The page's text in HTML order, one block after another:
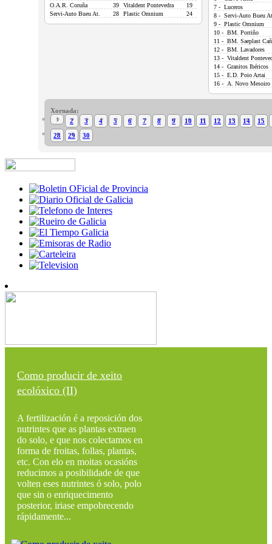
O.A.R. Coruña 39 Vitaldent Pontevedra
19
Servi-Auto Bueu At.
28 Plastic Omnium 24
7 - Luceros
8 - Servi-Auto Bueu
9 - Plastic Omnium
10 - BM. Porriño
11 - BM. Saeplast
12 - BM. Lavadores
13 - Vitaldent
14 - Granitos Ibéricos
15 - E.D. Poio Artai
16 - A. Novo Mesoiro
Xornada:
1 2 3 4 5 6 7 8 9 10 11 12 13 14
15
28
29 30
Como producir de xeito
ecolóxico (II)
A fertilización é a reposición dos
nutrintes que as plantas extraen
do solo, e que nos colectamos en
forma de froitas, follas, plantas,
etc. Con elo en moitas ocasións
reducimos a posibilidade de que
volten eses nutrintes ó solo, polo
que sin o enriquecimento
posterior, iriase empobrecendo
rápidamente...